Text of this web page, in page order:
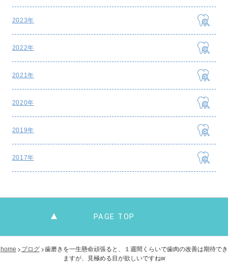
2023年
2022年
2021年
2020年
2019年
2017年
PAGE TOP
home ブログ
歯磨きを一生懸命頑張ると、１週間くらいで歯肉の改善は期待でき
ますが、見極める目が欲しいですねw